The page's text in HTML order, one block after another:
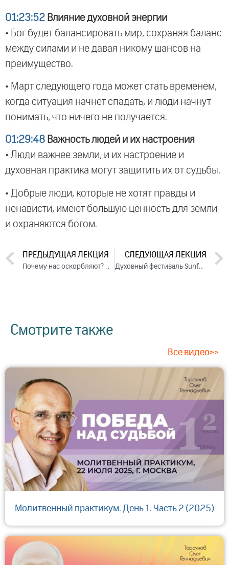
01:23:52 Влияние духовной энергии
• Бог будет балансировать мир, сохраняя баланс
между силами и не давая никому шансов на
преимущество.
• Март следующего года может стать временем,
когда ситуация начнет спадать, и люди начнут
понимать, что ничего не получается.
01:29:48 Важность людей и их настроения
• Люди важнее земли, и их настроение и
духовная практика могут защитить их от судьбы.
• Добрые люди, которые не хотят правды и
ненависти, имеют большую ценность для земли
и охраняются богом.
ПРЕДЫДУЩАЯ ЛЕКЦИЯ
Почему нас оскорбляют? Почему оскорбляем мы? Ответы на вопросы, 2023
СЛЕДУЮЩАЯ ЛЕКЦИЯ
Духовный фестиваль Sunfest. Часть 2 (2023)
Смотрите также
Все видео>>
Молитвенный практикум. День 1. Часть 2 (2025)